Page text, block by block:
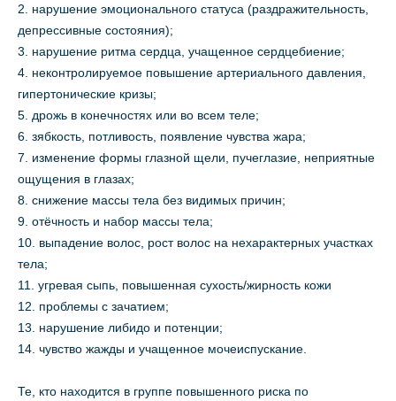
нарушение эмоционального статуса (раздражительность,
депрессивные состояния);
нарушение ритма сердца, учащенное сердцебиение;
неконтролируемое повышение артериального давления,
гипертонические кризы;
дрожь в конечностях или во всем теле;
зябкость, потливость, появление чувства жара;
изменение формы глазной щели, пучеглазие, неприятные
ощущения в глазах;
снижение массы тела без видимых причин;
отёчность и набор массы тела;
выпадение волос, рост волос на нехарактерных участках
тела;
угревая сыпь, повышенная сухость/жирность кожи
проблемы с зачатием;
нарушение либидо и потенции;
чувство жажды и учащенное мочеиспускание.
Те, кто находится в группе повышенного риска по